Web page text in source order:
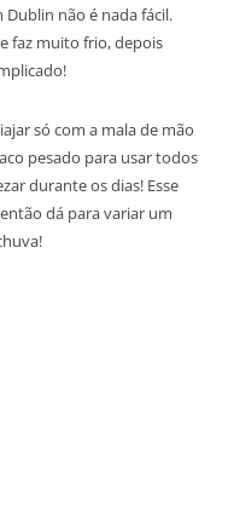
não é nada fácil.
faz muito frio, depois
só com a mala de mão
pesado para usar todos
durante os dias! Esse
dá para variar um